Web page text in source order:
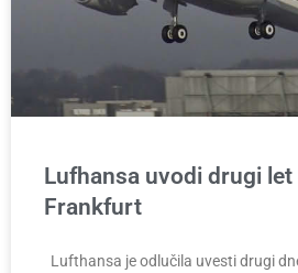
Lufhansa uvodi drugi let
Frankfurt
Lufthansa je odlučila uvesti drugi